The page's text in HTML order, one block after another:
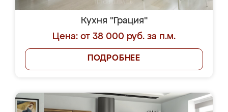
Кухня "Грация"
Цена: от 38 000 руб. за п.м.
ПОДРОБНЕЕ